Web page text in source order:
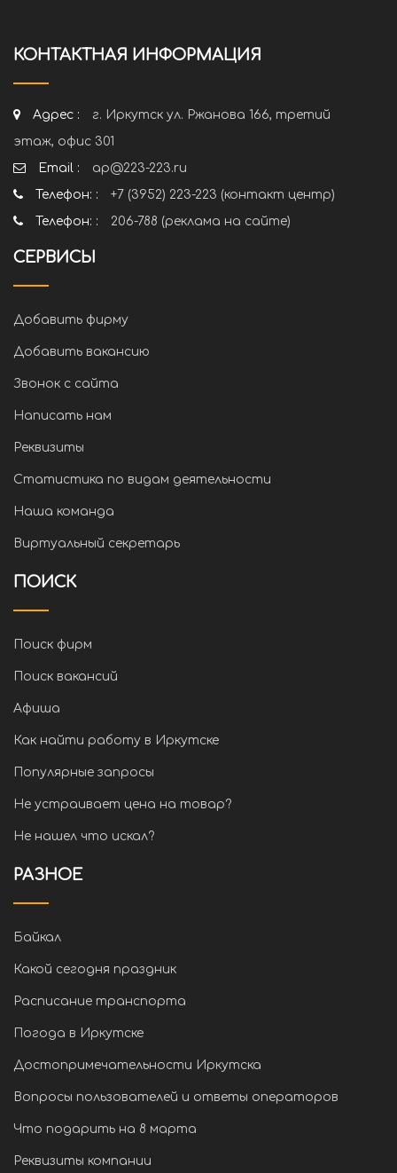
КОНТАКТНАЯ ИНФОРМАЦИЯ
Адрес :
г. Иркутск ул. Ржанова 166, третий
этаж, офис 301
Email :
ap@223-223.ru
Телефон: :
+7 (3952) 223-223 (контакт центр)
Телефон: :
206-788 (реклама на сайте)
СЕРВИСЫ
Добавить фирму
Добавить вакансию
Звонок с сайта
Написать нам
Реквизиты
Статистика по видам деятельности
Наша команда
Виртуальный секретарь
ПОИСК
Поиск фирм
Поиск вакансий
Афиша
Как найти работу в Иркутске
Популярные запросы
Не устраивает цена на товар?
Не нашел что искал?
РАЗНОЕ
Байкал
Какой сегодня праздник
Расписание транспорта
Погода в Иркутске
Достопримечательности Иркутска
Вопросы пользователей и ответы операторов
Что подарить на 8 марта
Реквизиты компании